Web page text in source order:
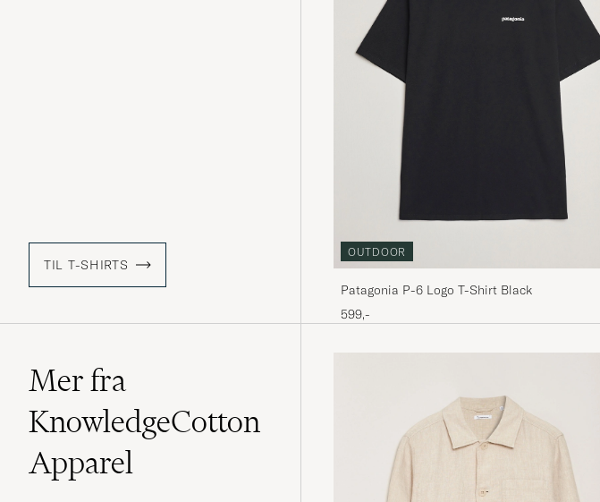
TIL T-SHIRTS
OUTDOOR
Patagonia P-6 Logo T-Shirt Black
599,-
Mer fra
KnowledgeCotton
Apparel